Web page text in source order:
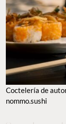
Coctelería de
nommo.sushi